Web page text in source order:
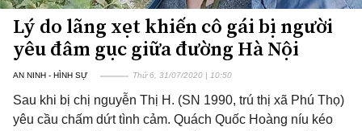
Lý do lãng xẹt khiến cô gái bị người
yêu đâm gục giữa đường Hà Nội
AN NINH - HÌNH SỰ Thứ 6, 31/07/2020 | 10:50
Sau khi bị chị nguyễn Thị H. (SN 1990, trú thị xã Phú Thọ)
yêu cầu chấm dứt tình cảm. Quách Quốc Hoàng níu kéo